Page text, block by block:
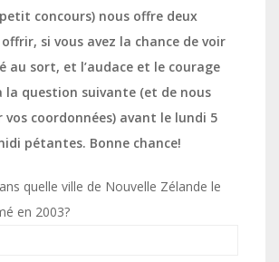
concours) nous offre deux
si vous avez la chance de voir
au sort, et l’audace et le courage
la question suivante (et de nous
vos coordonnées) avant le lundi 5
pétantes. Bonne chance!
quelle ville de Nouvelle Zélande le
en 2003?